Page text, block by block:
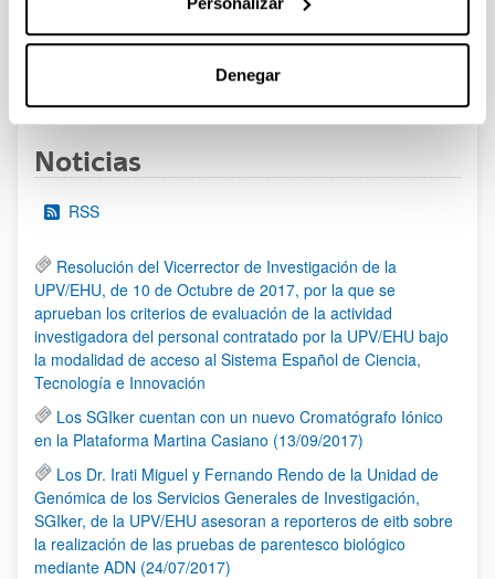
Denegar
al 30/07/2026 (ambos incluídos)
PáginaPáginaPágina
3 ...Páginas intermedias Use TAB
Noticias
RSS
Resolución del Vicerrector de Investigación de la
UPV/EHU, de 10 de Octubre de 2017, por la que se
aprueban los criterios de evaluación de la actividad
investigadora del personal contratado por la UPV/EHU bajo
la modalidad de acceso al Sistema Español de Ciencia,
Tecnología e Innovación
Los SGIker cuentan con un nuevo Cromatógrafo Iónico
en la Plataforma Martina Casiano (13/09/2017)
Los Dr. Irati Miguel y Fernando Rendo de la Unidad de
Genómica de los Servicios Generales de Investigación,
SGIker, de la UPV/EHU asesoran a reporteros de eitb sobre
la realización de las pruebas de parentesco biológico
mediante ADN (24/07/2017)